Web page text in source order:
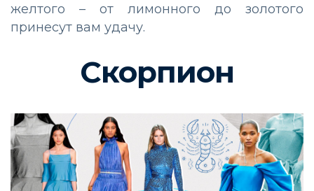
желтого – от лимонного до золотого
принесут вам удачу.
Скорпион